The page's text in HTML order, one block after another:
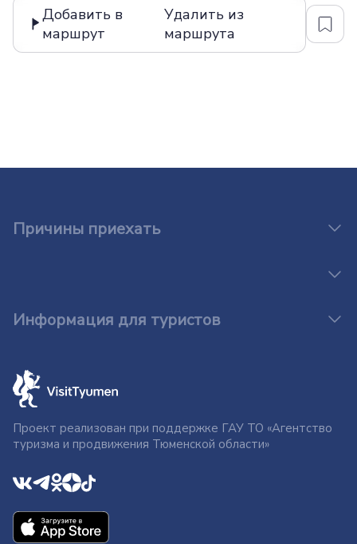
Добавить в
маршрут
Удалить из
маршрута
Причины приехать
Информация для туристов
Проект реализован при поддержке ГАУ ТО «Агентство
туризма и продвижения Тюменской области»